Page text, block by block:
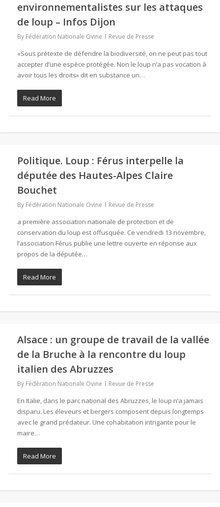
environnementalistes sur les attaques
de loup – Infos Dijon
By Fédération Nationale Ovine Revue de Presse
«Sous prétexte de défendre la biodiversité, on ne peut pas tout
accepter d’une espèce protégée. Non le loup n’a pas vocation à
avoir tous les droits» dit en substance un…
Read More
Politique. Loup : Férus interpelle la
députée des Hautes-Alpes Claire
Bouchet
By Fédération Nationale Ovine Revue de Presse
a première association nationale de protection et de
conservation du loup est offusquée. Ce vendredi 13 novembre,
l’association Férus publie une lettre ouverte en réponse aux
propos de la députée…
Read More
Alsace : un groupe de travail de la vallée
de la Bruche à la rencontre du loup
italien des Abruzzes
By Fédération Nationale Ovine Revue de Presse
En Italie, dans le parc national des Abruzzes, le loup n’a jamais
disparu. Les éleveurs et bergers composent depuis longtemps
avec le grand prédateur. Une cohabitation intrigante pour le
maire…
Read More